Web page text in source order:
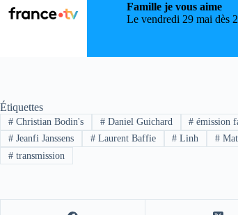
Famille je vous aime
Le vendredi 29 mai dès
Étiquettes
#Christian Bodin's #Daniel Guichard # émission
#Jeanfi Janssens #Laurent Baffie # Linh #
#transmission